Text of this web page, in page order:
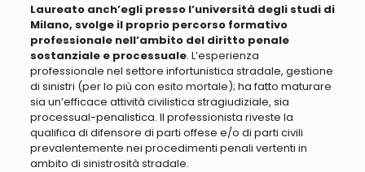
Laureato anch’egli presso l’università degli studi di
Milano, svolge il proprio percorso formativo
professionale nell’ambito del diritto penale
sostanziale e processuale. L’esperienza
professionale nel settore infortunistica stradale, gestione
di sinistri (per lo più con esito mortale); ha fatto maturare
sia un’efficace attività civilistica stragiudiziale, sia
processual-penalistica. Il professionista riveste la
qualifica di difensore di parti offese e/o di parti civili
prevalentemente nei procedimenti penali vertenti in
ambito di sinistrosità stradale.